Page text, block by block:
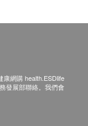
肉，提升瘦身
輪具備IPX7防
天同掰掰肉、
網購 health.ESDlife
發展部聯絡。我們會